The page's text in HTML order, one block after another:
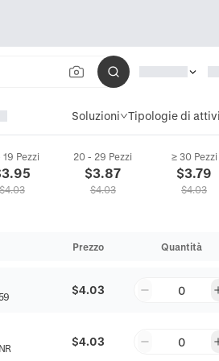
Soluzioni Tipologie di
19 Pezzi
3.95
4.03
20 - 29 Pezzi
$3.87
$4.03
≥ 30 Pezzi
$3.79
$4.03
Prezzo Quantità
$4.03 0
$4.03 0